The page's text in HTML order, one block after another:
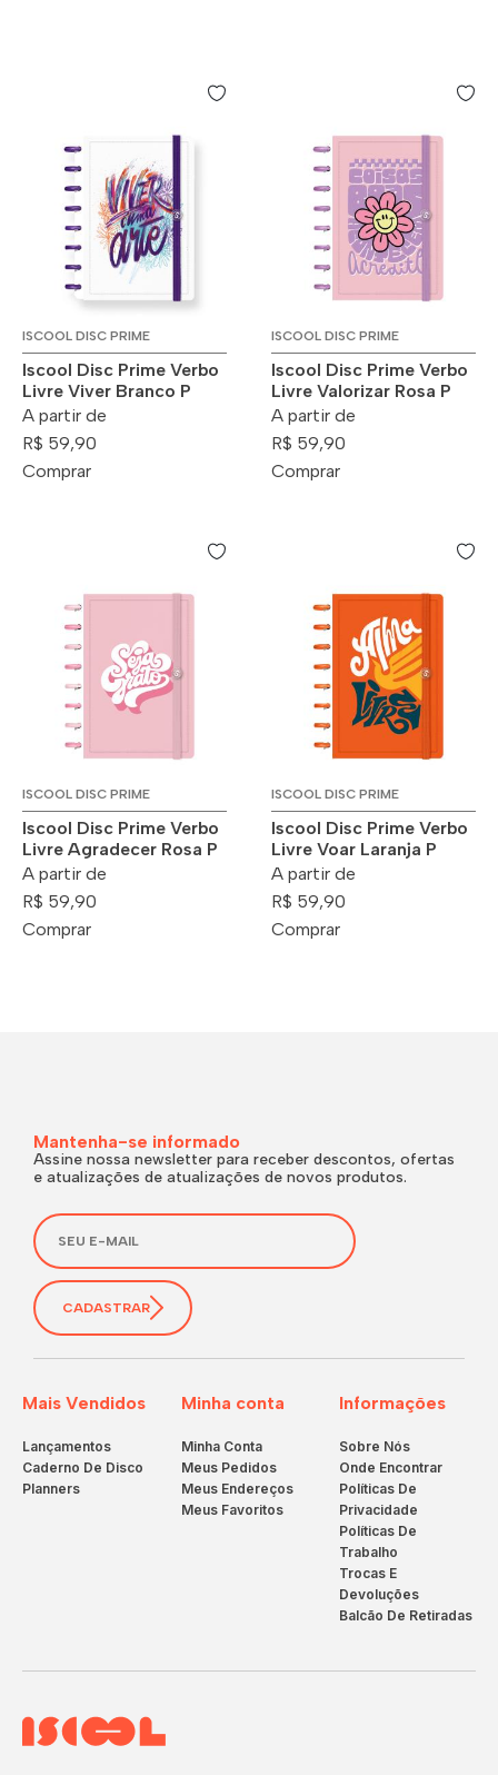
ISCOOL DISC PRIME
Iscool Disc Prime Verbo
Livre Viver Branco P
A partir de
R$ 59,90
Comprar
ISCOOL DISC PRIME
Iscool Disc Prime Verbo
Livre Valorizar Rosa P
A partir de
R$ 59,90
Comprar
ISCOOL DISC PRIME
Iscool Disc Prime Verbo
Livre Agradecer Rosa P
A partir de
R$ 59,90
Comprar
ISCOOL DISC PRIME
Iscool Disc Prime Verbo
Livre Voar Laranja P
A partir de
R$ 59,90
Comprar
Mais Vendidos
Lançamentos
Caderno De Disco
Planners
Minha conta
Minha Conta
Meus Pedidos
Meus Endereços
Meus Favoritos
Informações
Sobre Nós
Onde Encontrar
Políticas De
Privacidade
Políticas De
Trabalho
Trocas E
Devoluções
Balcão De Retiradas
Mantenha-se informado
Assine nossa newsletter para receber descontos, ofertas
e atualizações de atualizações de novos produtos.
CADASTRAR